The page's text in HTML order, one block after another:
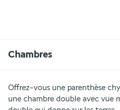
Chambres
Offrez-vous une parenthèse
une chambre double avec vue